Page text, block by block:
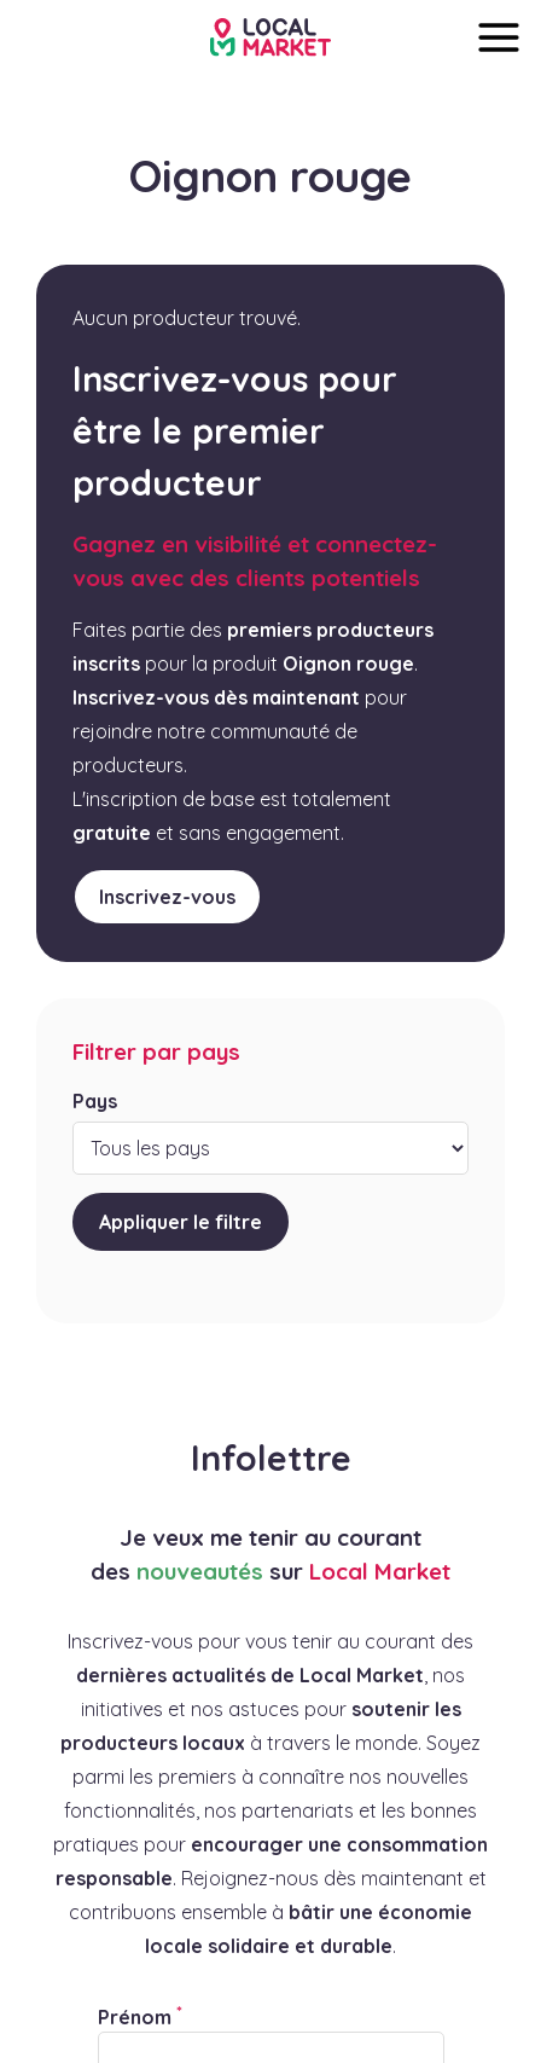
Oignon rouge
Aucun producteur trouvé.
Inscrivez-vous pour
être le premier
producteur
Gagnez en visibilité et connectez-
vous avec des clients potentiels
Faites partie des premiers producteurs
inscrits pour la produit Oignon rouge.
Inscrivez-vous dès maintenant pour
rejoindre notre communauté de
producteurs.
L'inscription de base est totalement
gratuite et sans engagement.
Inscrivez-vous
Filtrer par pays
Pays
Appliquer le filtre
Infolettre
Je veux me tenir au courant
des nouveautés sur Local Market
Inscrivez-vous pour vous tenir au courant des
dernières actualités de Local Market, nos
initiatives et nos astuces pour soutenir les
producteurs locaux à travers le monde. Soyez
parmi les premiers à connaître nos nouvelles
fonctionnalités, nos partenariats et les bonnes
pratiques pour encourager une consommation
responsable. Rejoignez-nous dès maintenant et
contribuons ensemble à bâtir une économie
locale solidaire et durable.
Prénom *